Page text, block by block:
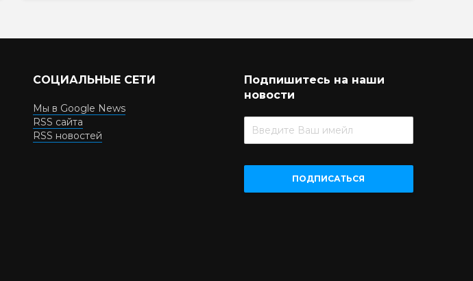
СОЦИАЛЬНЫЕ СЕТИ
Мы в Google News
RSS сайта
RSS новостей
Подпишитесь на наши
новости